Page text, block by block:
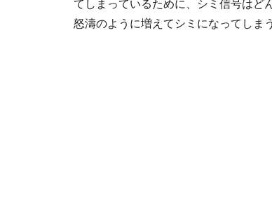
てしまっているために、シミ信号はど
怒濤のように増えてシミになってしま